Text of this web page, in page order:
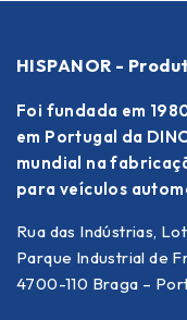
HISPANOR -
Foi fundada em
em Portugal da
mundial na
para veículos
Rua das Indústrias,
Parque Industrial de
4700-110 Braga –